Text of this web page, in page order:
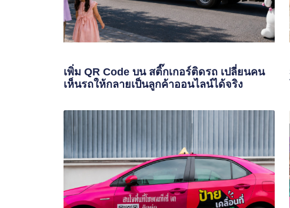
เพิ่ม QR Code บน สติ๊กเกอร์ติดรถ เปลี่ยนคน
เห็นรถให้กลายเป็นลูกค้าออนไลน์ได้จริง